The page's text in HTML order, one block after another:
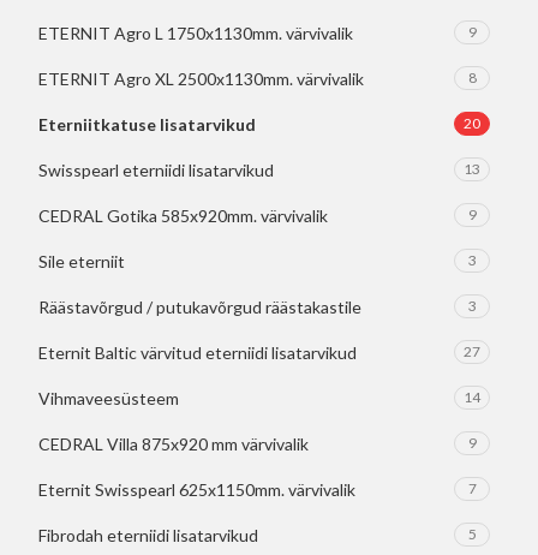
ETERNIT Agro L 1750x1130mm. värvivalik 9
ETERNIT Agro XL 2500x1130mm. värvivalik 8
Eterniitkatuse lisatarvikud 20
Swisspearl eterniidi lisatarvikud 13
CEDRAL Gotika 585x920mm. värvivalik 9
Sile eterniit 3
Räästavõrgud / putukavõrgud räästakastile 3
Eternit Baltic värvitud eterniidi lisatarvikud 27
Vihmaveesüsteem 14
CEDRAL Villa 875x920 mm värvivalik 9
Eternit Swisspearl 625x1150mm. värvivalik 7
Fibrodah eterniidi lisatarvikud 5